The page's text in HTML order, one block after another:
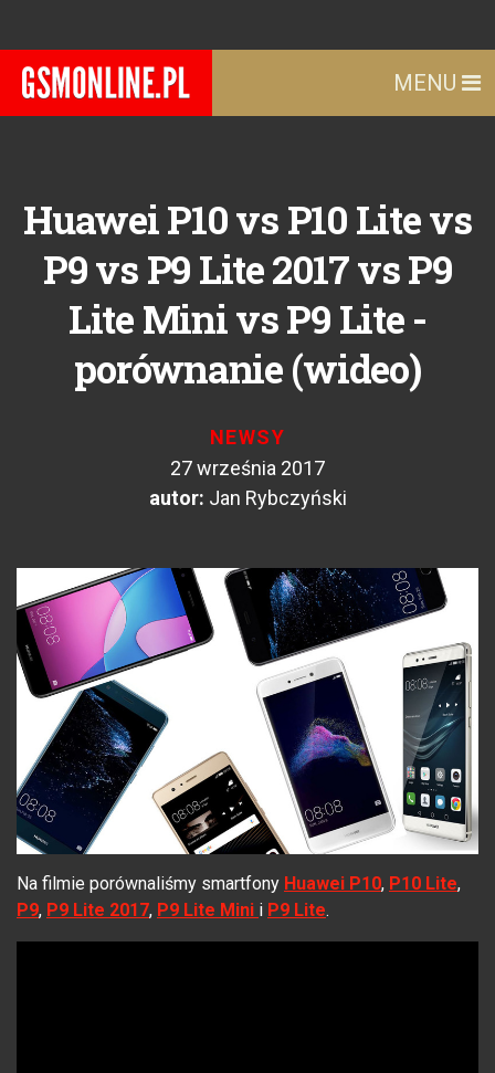
MENU
Huawei P10 vs P10 Lite vs
P9 vs P9 Lite 2017 vs P9
Lite Mini vs P9 Lite -
porównanie (wideo)
NEWSY
27 września 2017
autor: Jan Rybczyński
Na filmie porównaliśmy smartfony Huawei P10, P10 Lite,
P9, P9 Lite 2017, P9 Lite Mini i P9 Lite.